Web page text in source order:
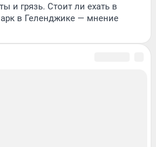
и грязь. Стоит ли ехать в
в Геленджике — мнение